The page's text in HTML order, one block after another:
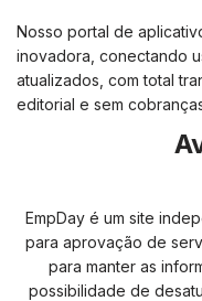
Nosso portal de
inovadora, conectando
atualizados, com total
editorial e sem
EmpDay é um site
para aprovação de
para manter as
possibilidade de